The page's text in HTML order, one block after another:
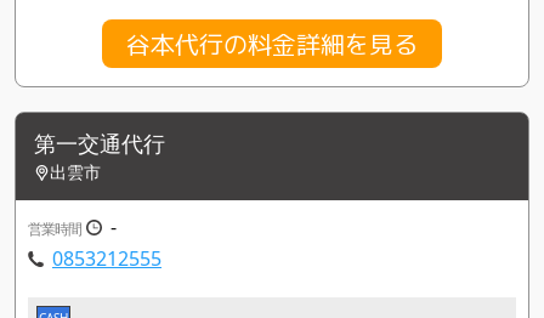
谷本代行の料金詳細を見る
第一交通代行
出雲市
営業時間
-
0853212555